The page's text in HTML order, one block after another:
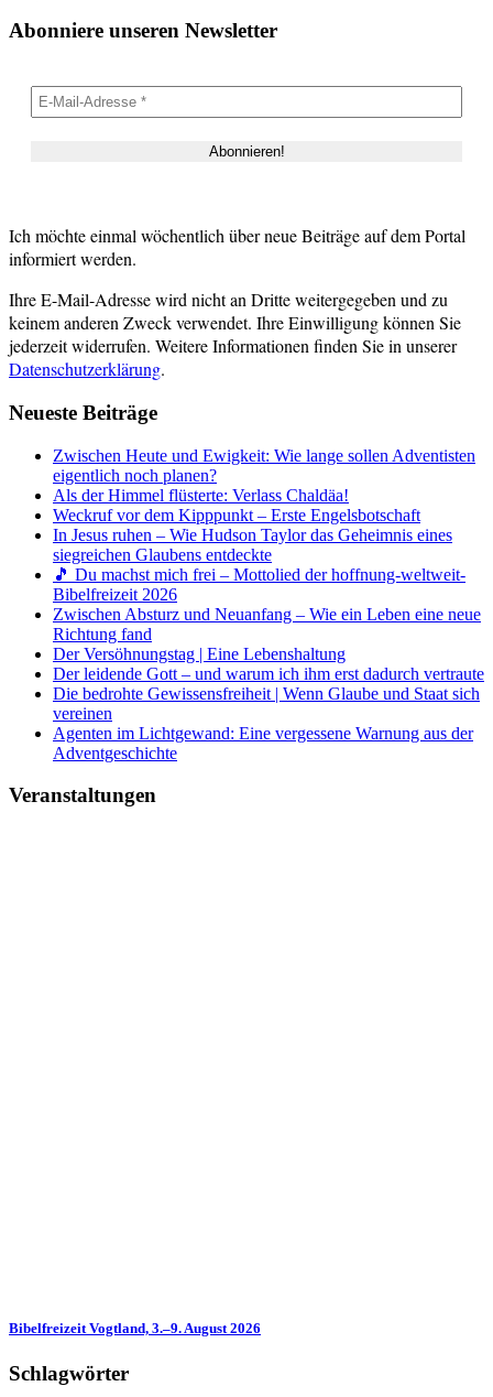
Abonniere unseren Newsletter
Ich möchte einmal wöchentlich über neue Beiträge auf dem Portal
informiert werden.
Ihre E-Mail-Adresse wird nicht an Dritte weitergegeben und zu
keinem anderen Zweck verwendet. Ihre Einwilligung können Sie
jederzeit widerrufen. Weitere Informationen finden Sie in unserer
Datenschutzerklärung.
Neueste Beiträge
Zwischen Heute und Ewigkeit: Wie lange sollen Adventisten
eigentlich noch planen?
Als der Himmel flüsterte: Verlass Chaldäa!
Weckruf vor dem Kipppunkt – Erste Engelsbotschaft
In Jesus ruhen – Wie Hudson Taylor das Geheimnis eines
siegreichen Glaubens entdeckte
🎵 Du machst mich frei – Mottolied der hoffnung-weltweit-
Bibelfreizeit 2026
Zwischen Absturz und Neuanfang – Wie ein Leben eine neue
Richtung fand
Der Versöhnungstag | Eine Lebenshaltung
Der leidende Gott – und warum ich ihm erst dadurch vertraute
Die bedrohte Gewissensfreiheit | Wenn Glaube und Staat sich
vereinen
Agenten im Lichtgewand: Eine vergessene Warnung aus der
Adventgeschichte
Veranstaltungen
Bibelfreizeit Vogtland, 3.–9. August 2026
Schlagwörter